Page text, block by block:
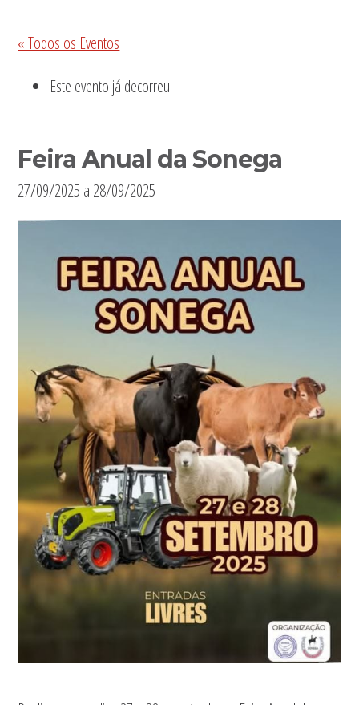
« Todos os Eventos
Este evento já decorreu.
Feira Anual da Sonega
27/09/2025 a 28/09/2025
Sidebar